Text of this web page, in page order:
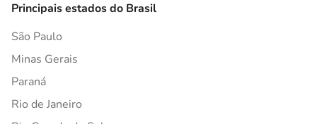
Principais estados do Brasil
São Paulo
Minas Gerais
Paraná
Rio de Janeiro